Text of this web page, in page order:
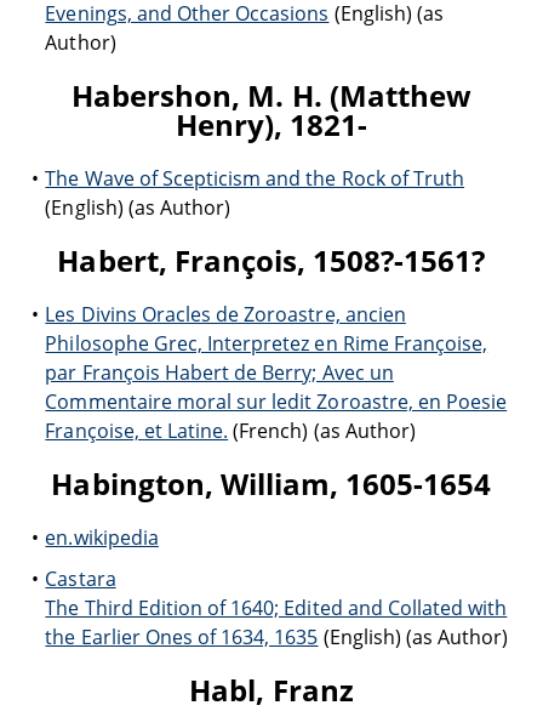
Evenings, and Other Occasions (English) (as
Author)
Habershon, M. H. (Matthew
Henry), 1821-
The Wave of Scepticism and the Rock of Truth
(English) (as Author)
Habert, François, 1508?-1561?
Les Divins Oracles de Zoroastre, ancien
Philosophe Grec, Interpretez en Rime Françoise,
par François Habert de Berry; Avec un
Commentaire moral sur ledit Zoroastre, en Poesie
Françoise, et Latine. (French) (as Author)
Habington, William, 1605-1654
en.wikipedia
Castara
The Third Edition of 1640; Edited and Collated with
the Earlier Ones of 1634, 1635 (English) (as Author)
Habl, Franz